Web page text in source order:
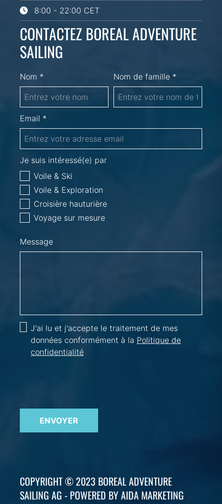
8:00 - 22:00 CET
CONTACTEZ BOREAL ADVENTURE
SAILING
Nom * Nom de famille *
Email *
Je suis intéressé(e) par
Voile & Ski
Voile & Exploration
Croisière hauturière
Voyage sur mesure
Message
J'ai lu et j'accepte le traitement de mes
données conformément à la Politique de
confidentialité
ENVOYER
COPYRIGHT © 2023 BOREAL ADVENTURE
SAILING AG - POWERED BY AIDA MARKETING